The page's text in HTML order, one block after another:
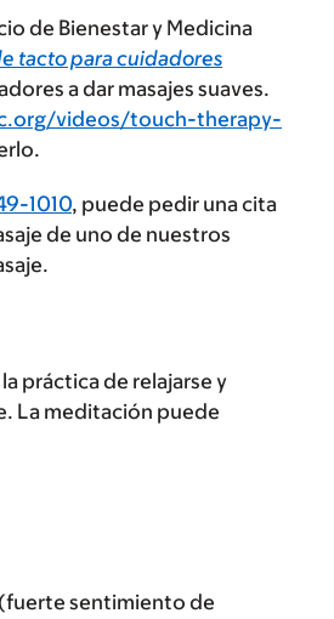
de Bienestar y Medicina
tacto para cuidadores
a dar masajes suaves.
videos/touch-therapy-
1010, puede pedir una cita
de uno de nuestros
práctica de relajarse y
La meditación puede
sentimiento de